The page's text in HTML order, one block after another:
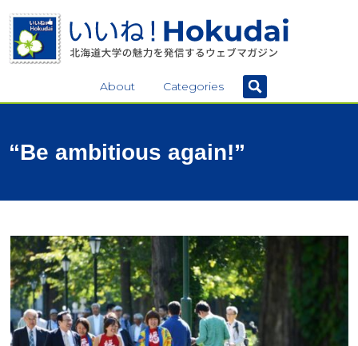
About Categories
“Be ambitious again!”